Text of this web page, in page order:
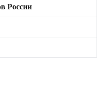
России